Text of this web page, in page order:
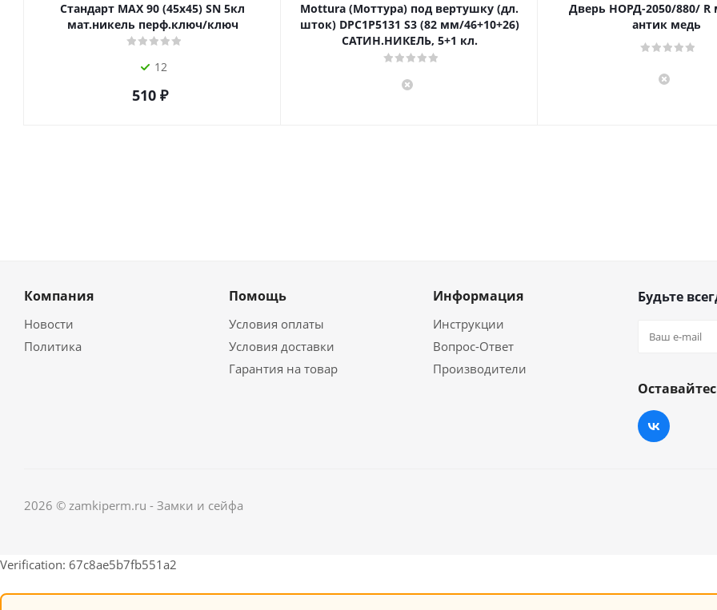
Стандарт MAX 90 (45х45) SN 5кл
мат.никель перф.ключ/ключ
12
510₽
Mottura (Моттура) под вертушку (дл.
шток) DPC1P5131 S3 (82 мм/46+10+26)
САТИН.НИКЕЛЬ, 5+1 кл.
Дверь НОРД-2050/880/ R
антик медь
Компания
Новости
Политика
Помощь
Условия оплаты
Условия доставки
Гарантия на товар
Информация
Инструкции
Вопрос-Ответ
Производители
Будьте
2026 © zamkiperm.ru - Замки и сейфа
Verification: 67c8ae5b7fb551a2